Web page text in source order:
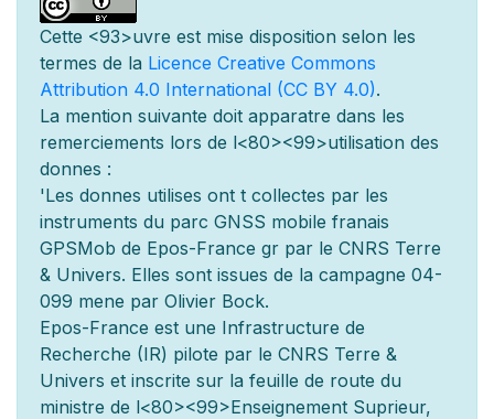
Cette <93>uvre est mise disposition selon les
termes de la Licence Creative Commons
Attribution 4.0 International (CC BY 4.0).
La mention suivante doit apparatre dans les
remerciements lors de l<80><99>utilisation des
donnes :
'Les donnes utilises ont t collectes par les
instruments du parc GNSS mobile franais
GPSMob de Epos-France gr par le CNRS Terre
& Univers. Elles sont issues de la campagne 04-
099 mene par Olivier Bock.
Epos-France est une Infrastructure de
Recherche (IR) pilote par le CNRS Terre &
Univers et inscrite sur la feuille de route du
ministre de l<80><99>Enseignement Suprieur,